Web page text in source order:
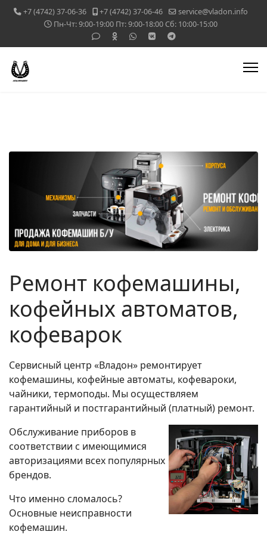
+7 (4742) 37-06-36 +7 (4742) 37-06-46
service@vladon.info
Пн-Чт: 9:00-19:00 Пт: 9:00-18:00 Сб: 10:00-15:00
Ремонт кофемашины,
кофейных автоматов,
кофеварок
Сервисный центр «Владон» ремонтирует
кофемашины, кофейные автоматы, кофевароки,
чайники, термоподы. Мы осуществляем
гарантийный и постгарантийный (платный) ремонт.
Обслуживание приборов в
соответствии с имеющимися
авторизациями всех популярных
брендов.
Что именно сломалось?
Основные неисправности
кофемашин.